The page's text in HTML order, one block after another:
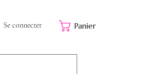
Se connecter Panier